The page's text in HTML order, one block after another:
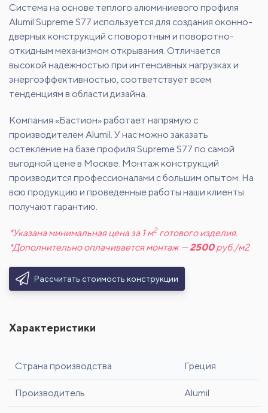
Система на основе теплого алюминиевого профиля
Alumil Supreme S77 используется для создания оконно-
дверных конструкций с поворотным и поворотно-
откидным механизмом открывания. Отличается
высокой надежностью при интенсивных нагрузках и
энергоэффективностью, соответствует всем
тенденциям в области дизайна.
Компания «Бастион» работает напрямую с
производителем Alumil. У нас можно заказать
остекление на базе профиля Supreme S77 по самой
выгодной цене в Москве. Монтаж конструкций
производится профессионалами с большим опытом. На
всю продукцию и проведенные работы наши клиенты
получают гарантию.
*Указана минимальная цена за 1 м2готового изделия.
*Дополнительно оплачивается монтаж — 2500руб./м2
Рассчитать стоимость конструкции
Характеристики
Страна производства Греция
Производитель Alumil